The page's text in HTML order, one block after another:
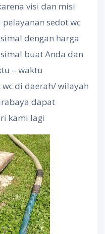
visi dan misi
sedot wc
dengan harga
buat Anda dan
– waktu
di daerah/ wilayah
dapat
kami lagi